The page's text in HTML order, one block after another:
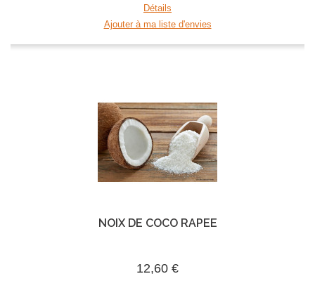
Détails
Ajouter à ma liste d'envies
NOIX DE COCO RÂPÉE
12,60 €